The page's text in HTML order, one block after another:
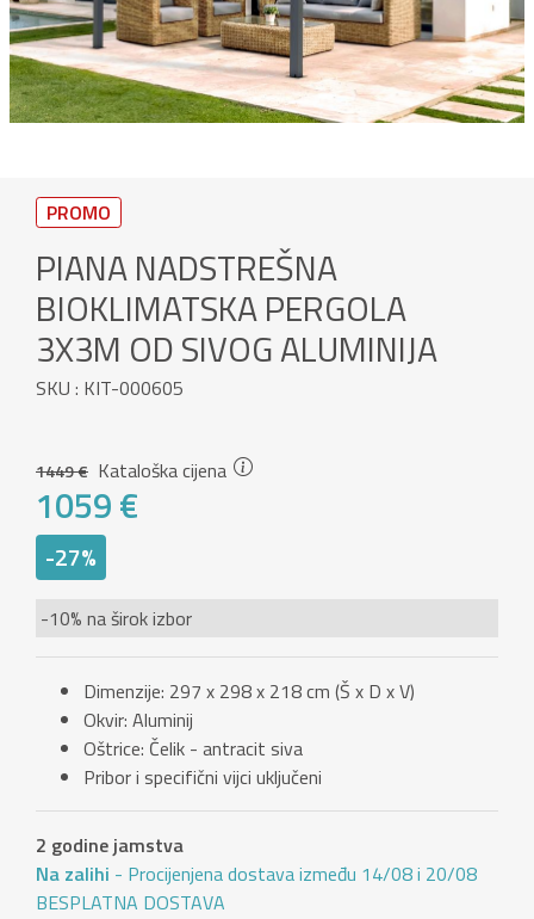
PROMO
PIANA NADSTREŠNA
BIOKLIMATSKA PERGOLA
3X3M OD SIVOG ALUMINIJA
SKU : KIT-000605
1449 € Kataloška cijena
1059 €
-27%
-10% na širok izbor
Dimenzije: 297 x 298 x 218 cm (Š x D x V)
Okvir: Aluminij
Oštrice: Čelik - antracit siva
Pribor i specifični vijci uključeni
2 godine jamstva
Na zalihi - Procijenjena dostava između 14/08 i 20/08
BESPLATNA DOSTAVA